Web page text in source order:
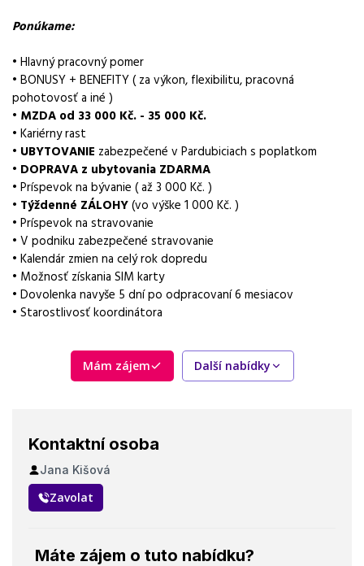
Manuvia DreamJob s.r.o.
Typ úvazku
Plný úvazek
Mzda
33 000 - 35 000 Kč
Směny
dvousměnný provoz
Pracovní doba
8 hod, 10 hod, 12 hod
Forma práce
práce na pracovišti
Vybrané benefity
ubytování, doprava z ubytování zdarma, příspěvek na bydlení,
zálohy
Ponúkame:
• Hlavný pracovný pomer
• BONUSY + BENEFITY ( za výkon, flexibilitu, pracovná
pohotovosť a iné )
• MZDA od 33 000 Kč. - 35 000 Kč.
• Kariérny rast
• UBYTOVANIE zabezpečené v Pardubiciach s poplatkom
• DOPRAVA z ubytovania ZDARMA
• Príspevok na bývanie ( až 3 000 Kč. )
• Týždenné ZÁLOHY(vo výške 1 000 Kč. )
• Príspevok na stravovanie
• V podniku zabezpečené stravovanie
• Kalendár zmien na celý rok dopredu
• Možnosť získania SIM karty
• Dovolenka navyše 5 dní po odpracovaní 6 mesiacov
• Starostlivosť koordinátora
Mám zájem Další nabídky
Kontaktní osoba
Jana Kišová
Zavolat
Máte zájem o tuto nabídku?